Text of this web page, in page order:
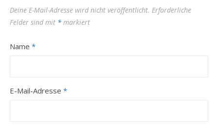
Deine E-Mail-Adresse wird nicht veröffentlicht. Erforderliche
Felder sind mit * markiert
Name *
E-Mail-Adresse *